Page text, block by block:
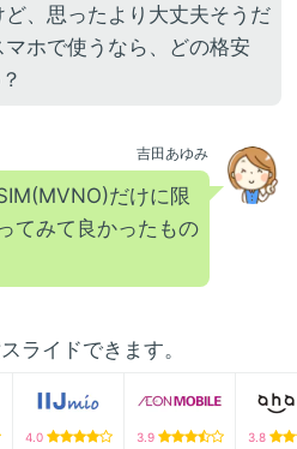
、思ったより大丈夫そうだ
ホで使うなら、どの格安
吉田あゆみ
だけに限
てみて良かったもの
ライドできます。
4.0 3.9 3.8